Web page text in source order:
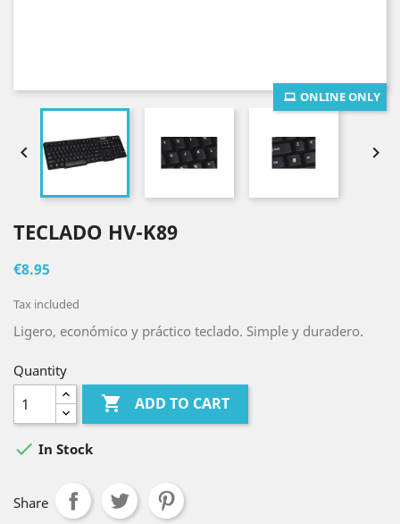
ONLINE ONLY
 
TECLADO HV-K89
€8.95
Tax included
Ligero, económico y práctico teclado. Simple y duradero.
Quantity
 ADD TO CART
 In Stock
Share